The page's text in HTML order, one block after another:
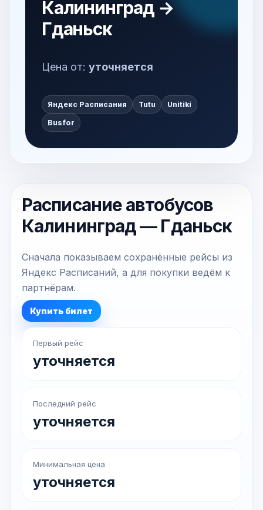
Калининград →
Гданьск
Цена от: уточняется
Яндекс Расписания Tutu Unitiki
Busfor
Расписание автобусов
Калининград — Гданьск
Сначала показываем сохранённые рейсы из
Яндекс Расписаний, а для покупки ведём к
партнёрам.
Купить билет
Первый рейс
уточняется
Последний рейс
уточняется
Минимальная цена
уточняется